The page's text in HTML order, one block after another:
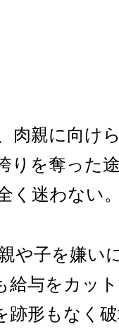
肉親に向け
りを奪った
く迷わない
や子を嫌い
給与をカッ
跡形もなく